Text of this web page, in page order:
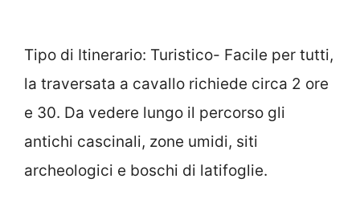
Tipo di Itinerario: Turistico- Facile per tutti,
la traversata a cavallo richiede circa 2 ore
e 30. Da vedere lungo il percorso gli
antichi cascinali, zone umidi, siti
archeologici e boschi di latifoglie.